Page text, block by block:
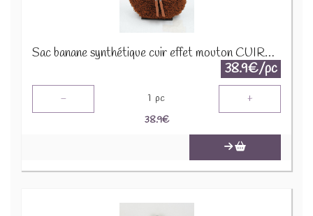
Sac banane synthétique cuir effet mouton CUIR-IT-876-3 Marron
38.9€/pc
- 1 pc +
38.9€